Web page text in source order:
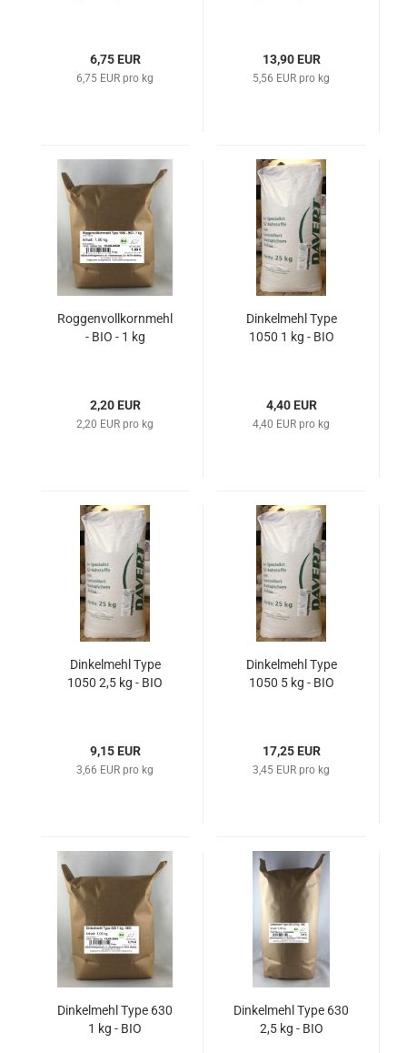
6,75 EUR
6,75 EUR pro kg
13,90 EUR
5,56 EUR pro kg
Roggenvollkornmehl
- BIO - 1 kg
2,20 EUR
2,20 EUR pro kg
Dinkelmehl Type
1050 1 kg - BIO
4,40 EUR
4,40 EUR pro kg
Dinkelmehl Type
1050 2,5 kg - BIO
9,15 EUR
3,66 EUR pro kg
Dinkelmehl Type
1050 5 kg - BIO
17,25 EUR
3,45 EUR pro kg
Dinkelmehl Type 630
1 kg - BIO
Dinkelmehl Type 630
2,5 kg - BIO